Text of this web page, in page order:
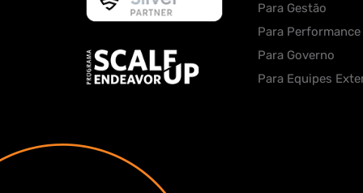
Para Gestão
Para Performance
Para Governo
Para Equipes